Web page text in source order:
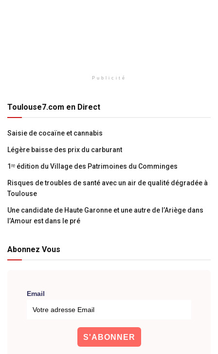
Publicité
Toulouse7.com en Direct
Saisie de cocaïne et cannabis
Légère baisse des prix du carburant
1ʳᵉ édition du Village des Patrimoines du Comminges
Risques de troubles de santé avec un air de qualité dégradée à
Toulouse
Une candidate de Haute Garonne et une autre de l’Ariège dans
l’Amour est dans le pré
Abonnez Vous
Email